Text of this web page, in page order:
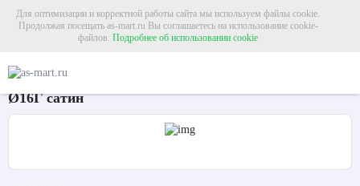
Для оптимизации и корректной работы сайта мы используем файлы cookie.
Продолжая посещать as-mart.ru Вы соглашаетесь на использование cookie-
файлов. Подробнее об использовании cookie
Карниз для штор однорядный «Лист большой»
Ø16Г сатин